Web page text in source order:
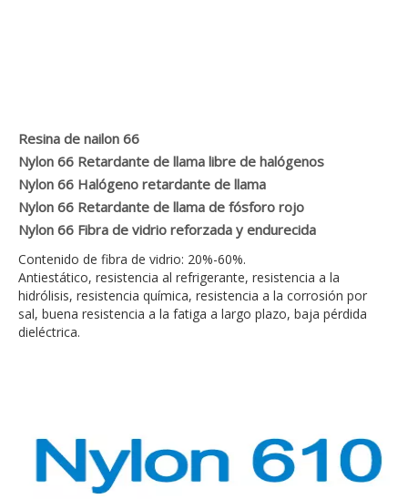
Resina de nailon 66
Nylon 66 Retardante de llama libre de halógenos
Nylon 66 Halógeno retardante de llama
Nylon 66 Retardante de llama de fósforo rojo
Nylon 66 Fibra de vidrio reforzada y endurecida
Contenido de fibra de vidrio: 20%-60%.
Antiestático, resistencia al refrigerante, resistencia a la
hidrólisis, resistencia química, resistencia a la corrosión por
sal, buena resistencia a la fatiga a largo plazo, baja pérdida
dieléctrica.